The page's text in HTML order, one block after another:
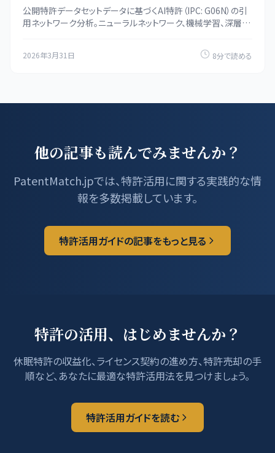
公開特許データセットデータに基づくAI特許（IPC: G06N）の引
用ネットワーク分析。ニューラルネットワーク、機械学習、深層学
2026年3月31日 8分で読める
他の記事も読んでみませんか？
PatentMatch.jpでは、特許活用に関する実践的な情
報を多数掲載しています。
特許活用ガイドの記事をもっと見る
特許の活用、はじめませんか？
休眠特許の収益化、ライセンス契約の進め方、特許売却の手
順など、あなたに最適な特許活用法を見つけましょう。
特許活用ガイドを読む